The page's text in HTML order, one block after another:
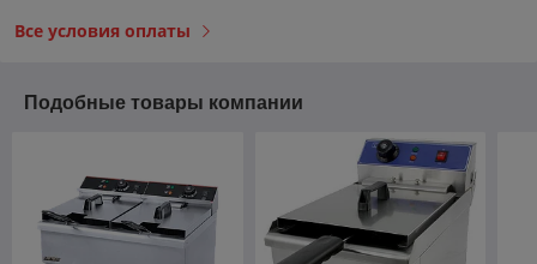
Все условия оплаты
Подобные товары компании